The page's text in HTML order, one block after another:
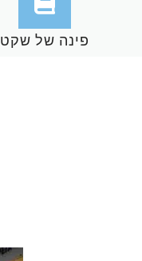
פינה של שקט